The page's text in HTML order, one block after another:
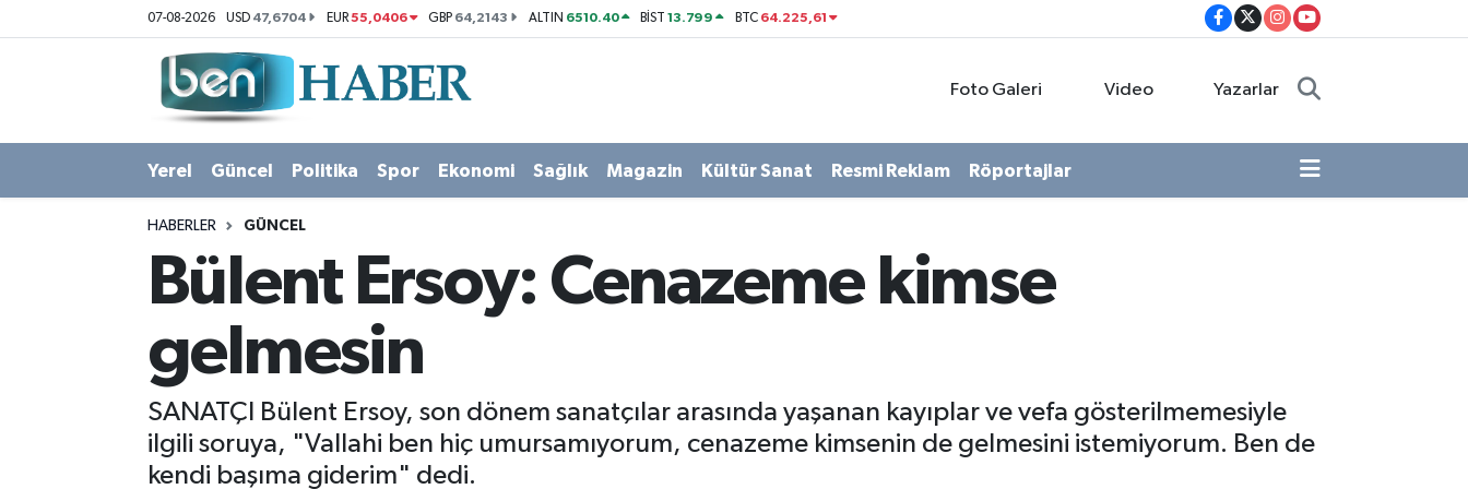
07-08-2026 USD 47,6704 EUR55,0406 GBP 64,2143 ALTIN 6510.40 BİST13.799 BTC 64.225,61
Foto Galeri Video Yazarlar
Yerel Güncel Politika Spor Ekonomi Sağlık Magazin Kültür Sanat Resmi Reklam Röportajlar
HABERLER GÜNCEL
Bülent Ersoy: Cenazeme kimse
gelmesin
SANATÇI Bülent Ersoy, son dönem sanatçılar arasında yaşanan kayıplar ve vefa gösterilmemesiyle
ilgili soruya, "Vallahi ben hiç umursamıyorum, cenazeme kimsenin de gelmesini istemiyorum. Ben de
kendi başıma giderim" dedi.
Politika
Kültür Sanat
Hava Durumu
Süper Lig Puan Durumu ve Fikstür
Son Dakika Haberleri
Haber Arşivi